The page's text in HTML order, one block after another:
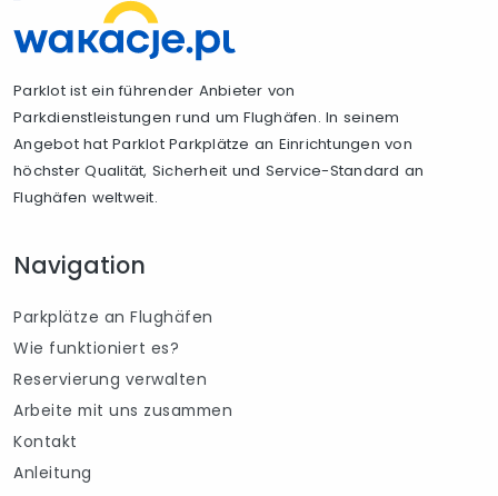
Parklot ist ein führender Anbieter von
Parkdienstleistungen rund um Flughäfen. In seinem
Angebot hat Parklot Parkplätze an Einrichtungen von
höchster Qualität, Sicherheit und Service-Standard an
Flughäfen weltweit.
Navigation
Parkplätze an Flughäfen
Wie funktioniert es?
Reservierung verwalten
Arbeite mit uns zusammen
Kontakt
Anleitung